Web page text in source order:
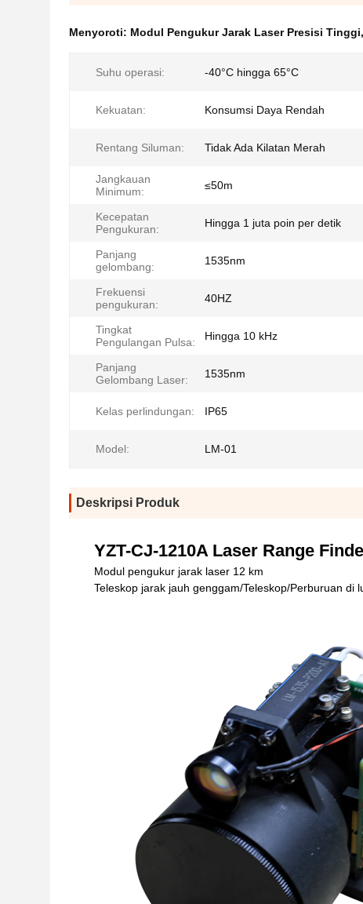
Menyoroti: Modul Pengukur Jarak Laser Presisi Tinggi,
Suhu operasi: -40°C hingga 65°C
Kekuatan: Konsumsi Daya Rendah
Rentang Siluman: Tidak Ada Kilatan Merah
Jangkauan
Minimum:
≤50m
Kecepatan
Pengukuran:
Hingga 1 juta poin per detik
Panjang
gelombang:
1535nm
Frekuensi
pengukuran:
40HZ
Tingkat
Pengulangan Pulsa:
Hingga 10 kHz
Panjang
Gelombang Laser:
1535nm
Kelas perlindungan: IP65
Model: LM-01
Deskripsi Produk
YZT-CJ-1210A Laser Range
Modul pengukur jarak laser 12 km
Teleskop jarak jauh genggam/Teleskop/Perburuan di